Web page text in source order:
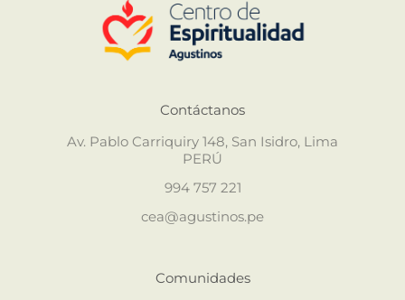
Contáctanos
Av. Pablo Carriquiry 148, San Isidro, Lima
PERÚ
994 757 221
cea@agustinos.pe
Comunidades